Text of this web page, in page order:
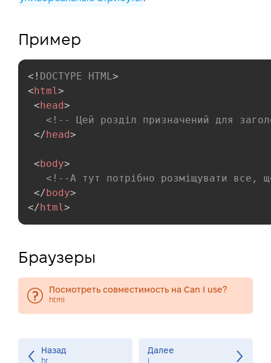
Пример
<! DOCTYPE HTML>
<html>
<head>
<!-- Цей розділ призначений для
</head>
<body>
<!--А тут потрібно розміщувати все,
</body>
</html>
Браузеры
Посмотреть совместимость на Can I use?
html
Назад
hr
Далее
i